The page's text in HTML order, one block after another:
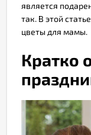
является
так. В этой
цветы для мамы.
Кратко